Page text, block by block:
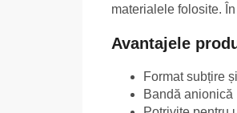
materialele folosite.
Avantajele
Format subțire
Bandă anionică